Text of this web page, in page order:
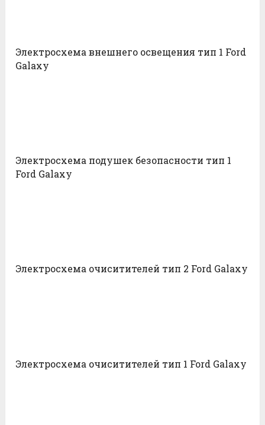
Электросхема внешнего освещения тип 1 Ford
Galaxy
Электросхема подушек безопасности тип 1
Ford Galaxy
Электросхема очиситителей тип 2 Ford Galaxy
Электросхема очиситителей тип 1 Ford Galaxy